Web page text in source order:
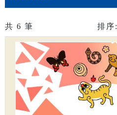
共 6 筆 排序: